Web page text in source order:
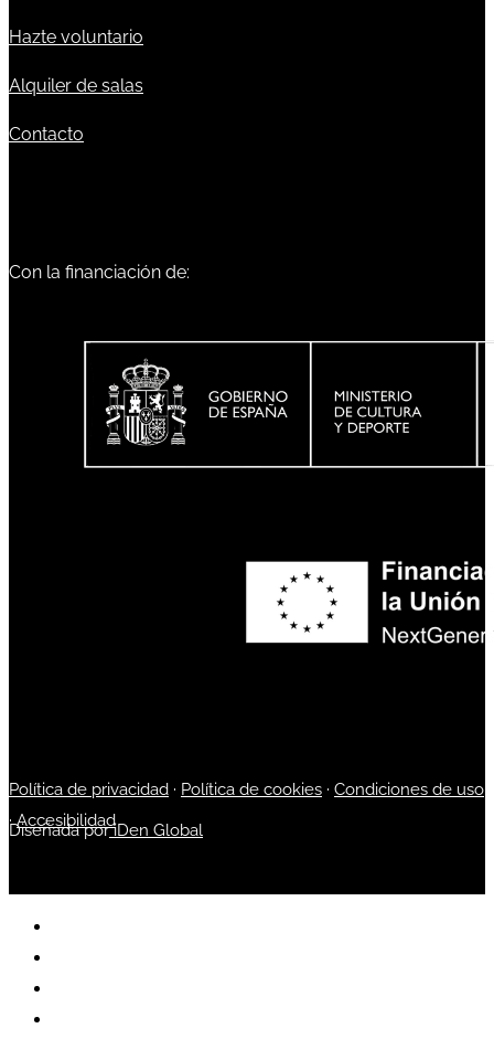
Hazte voluntario
Alquiler de salas
Contacto
Con la financiación de:
Política de privacidad · Política de cookies · Condiciones de uso
·Accesibilidad
Diseñada poriDen Global